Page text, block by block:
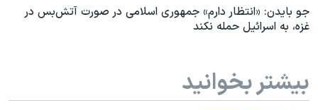
جو بایدن: «انتظار دارم» جمهوری اسلامی در صورت آتش‌بس در
غزه، به اسرائیل حمله نکند
بیشتر بخوانید